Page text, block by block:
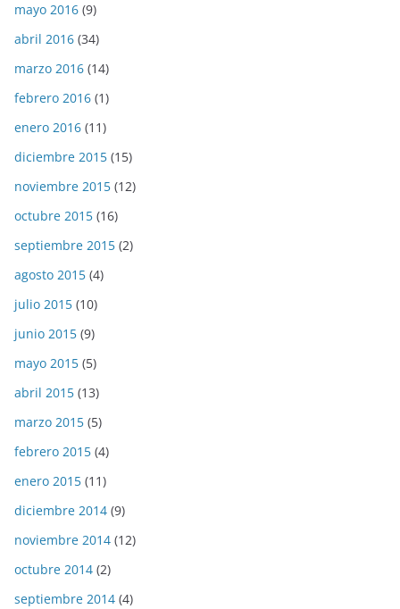
mayo 2016 (9)
abril 2016 (34)
marzo 2016 (14)
febrero 2016 (1)
enero 2016 (11)
diciembre 2015 (15)
noviembre 2015 (12)
octubre 2015 (16)
septiembre 2015 (2)
agosto 2015 (4)
julio 2015 (10)
junio 2015 (9)
mayo 2015 (5)
abril 2015 (13)
marzo 2015 (5)
febrero 2015 (4)
enero 2015 (11)
diciembre 2014 (9)
noviembre 2014 (12)
octubre 2014 (2)
septiembre 2014 (4)